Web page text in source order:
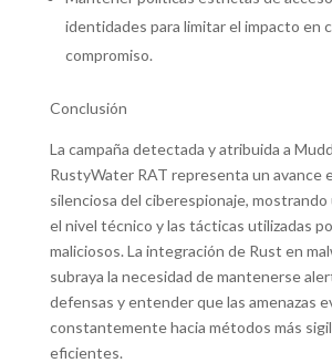
identidades para limitar el impacto en
compromiso.
Conclusión
La campaña detectada y atribuida a
RustyWater RAT representa un avance
silenciosa del ciberespionaje, mostrando
el nivel técnico y las tácticas utilizadas
maliciosos. La integración de Rust en
subraya la necesidad de mantenerse
defensas y entender que las amenazas
constantemente hacia métodos más
eficientes.